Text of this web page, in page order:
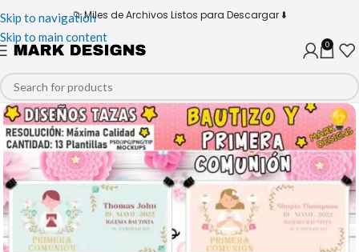
Skip to navigation
Skip to main content
📁 Miles de Archivos Listos para Descargar ⬇️
0